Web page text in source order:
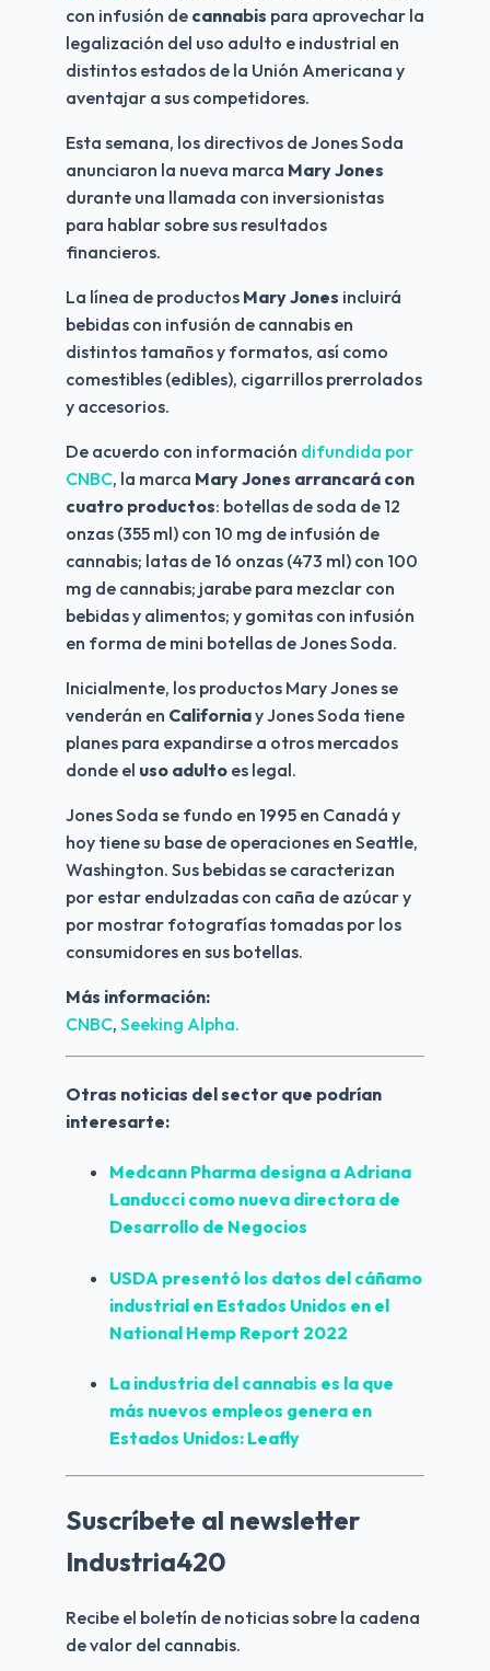
con infusión de cannabis para aprovechar la
legalización del uso adulto e industrial en
distintos estados de la Unión Americana y
aventajar a sus competidores.
Esta semana, los directivos de Jones Soda
anunciaron la nueva marca Mary Jones
durante una llamada con inversionistas
para hablar sobre sus resultados
financieros.
La línea de productos Mary Jones incluirá
bebidas con infusión de cannabis en
distintos tamaños y formatos, así como
comestibles (edibles), cigarrillos prerrolados
y accesorios.
De acuerdo con información difundida por
CNBC, la marca Mary Jones arrancará con
cuatro productos: botellas de soda de 12
onzas (355 ml) con 10 mg de infusión de
cannabis; latas de 16 onzas (473 ml) con 100
mg de cannabis; jarabe para mezclar con
bebidas y alimentos; y gomitas con infusión
en forma de mini botellas de Jones Soda.
Inicialmente, los productos Mary Jones se
venderán en California y Jones Soda tiene
planes para expandirse a otros mercados
donde el uso adulto es legal.
Jones Soda se fundo en 1995 en Canadá y
hoy tiene su base de operaciones en Seattle,
Washington. Sus bebidas se caracterizan
por estar endulzadas con caña de azúcar y
por mostrar fotografías tomadas por los
consumidores en sus botellas.
Más información:
CNBC, Seeking Alpha.
Otras noticias del sector que podrían
interesarte:
Medcann Pharma designa a Adriana
Landucci como nueva directora de
Desarrollo de Negocios
USDA presentó los datos del cáñamo
industrial en Estados Unidos en el
National Hemp Report 2022
La industria del cannabis es la que
más nuevos empleos genera en
Estados Unidos: Leafly
Suscríbete al newsletter
Industria420
Recibe el boletín de noticias sobre la cadena
de valor del cannabis.